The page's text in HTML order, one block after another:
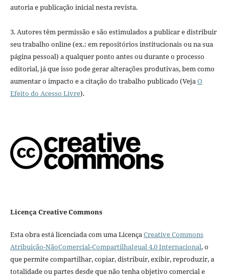
autoria e publicação inicial nesta revista.
3. Autores têm permissão e são estimulados a publicar e distribuir
seu trabalho online (ex.: em repositórios institucionais ou na sua
página pessoal) a qualquer ponto antes ou durante o processo
editorial, já que isso pode gerar alterações produtivas, bem como
aumentar o impacto e a citação do trabalho publicado (VejaO
Efeito do Acesso Livre).
Licença Creative Commons
Esta obra está licenciada com uma LicençaCreative Commons
Atribuição-NãoComercial-CompartilhaIgual 4.0 Internacional, o
que permite compartilhar, copiar, distribuir, exibir, reproduzir, a
totalidade ou partes desde que não tenha objetivo comercial e